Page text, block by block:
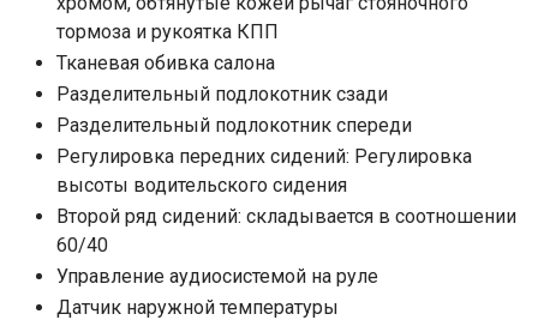
тормоза и рукоятка КПП
Тканевая обивка салона
Разделительный подлокотник сзади
Разделительный подлокотник спереди
Регулировка передних сидений: Регулировка
высоты водительского сидения
Второй ряд сидений: складывается в соотношении
60/40
Управление аудиосистемой на руле
Датчик наружной температуры